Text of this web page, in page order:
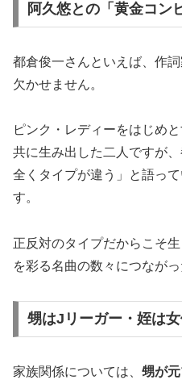
阿久悠との「黄金コン
都倉俊一さんといえば、作
欠かせません。
ピンク・レディーをはじめ
共に生み出した二人ですが
全くタイプが違う」と語っ
す。
正反対のタイプだからこそ
を彩る名曲の数々につながっ
甥はJリーガー・姪は
家族関係については、 甥が